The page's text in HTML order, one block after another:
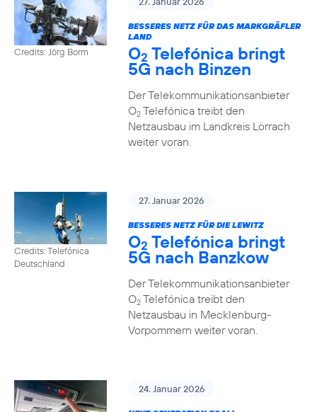
Credits: Jörg Borm
BESSERES NETZ FÜR DAS MARKGRÄFLER
LAND
O2 Telefónica bringt
5G nach Binzen
Der Telekommunikationsanbieter
O2Telefónica treibt den
Netzausbau im Landkreis Lörrach
weiter voran.
Credits: Telefónica
Deutschland
27. Januar 2026
BESSERES NETZ FÜR DIE LEWITZ
O2 Telefónica bringt
5G nach Banzkow
Der Telekommunikationsanbieter
O2Telefónica treibt den
Netzausbau in Mecklenburg-
Vorpommern weiter voran.
24. Januar 2026